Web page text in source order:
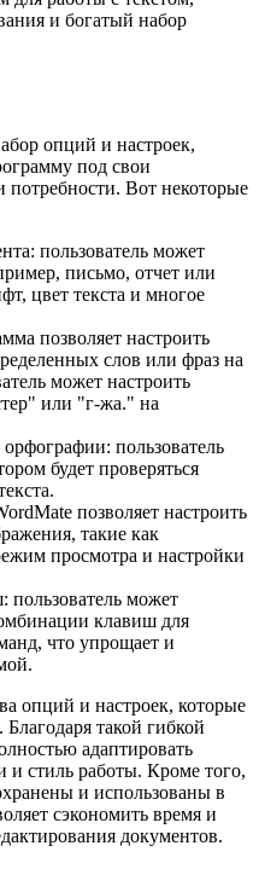
и богатый набор
опций и настроек,
под свои
Вот некоторые
пользователь может
письмо, отчет или
цвет текста и многое
позволяет настроить
слов или фраз на
может настроить
или "г-жа." на
пользователь
будет проверяться
позволяет настроить
такие как
просмотра и настройки
пользователь может
клавиш для
что упрощает и
опций и настроек, которые
такой гибкой
адаптировать
и стиль работы. Кроме того,
и использованы в
сэкономить время и
документов.